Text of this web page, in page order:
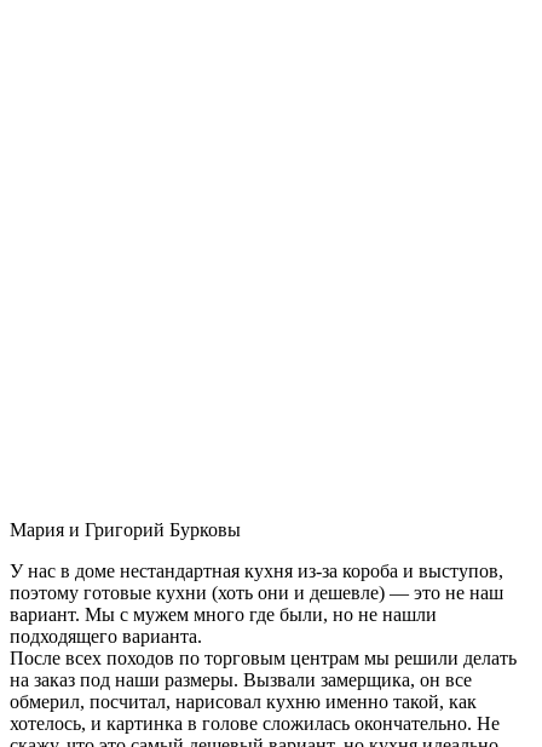
Мария и Григорий Бурковы
У нас в доме нестандартная кухня из-за короба и выступов,
поэтому готовые кухни (хоть они и дешевле) — это не наш
вариант. Мы с мужем много где были, но не нашли
подходящего варианта.
После всех походов по торговым центрам мы решили делать
на заказ под наши размеры. Вызвали замерщика, он все
обмерил, посчитал, нарисовал кухню именно такой, как
хотелось, и картинка в голове сложилась окончательно. Не